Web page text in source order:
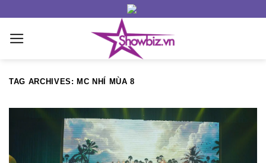
content
TAG ARCHIVES: MC NHÍ MÙA 8